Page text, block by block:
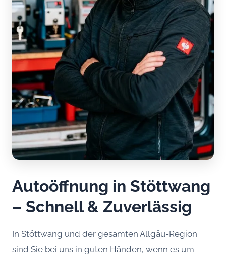
Autoöffnung in Stöttwang
– Schnell & Zuverlässig
In Stöttwang und der gesamten Allgäu-Region
sind Sie bei uns in guten Händen, wenn es um